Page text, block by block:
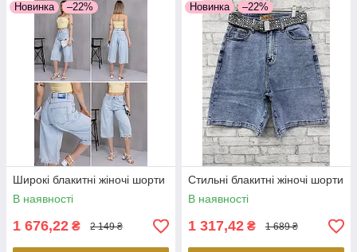
Новинка –22%
Широкі блакитні жіночі шорти
В наявності
1 676,22 ₴ 2 149 ₴
Новинка –22%
Стильні блакитні жіночі шорти
В наявності
1 317,42 ₴ 1 689 ₴